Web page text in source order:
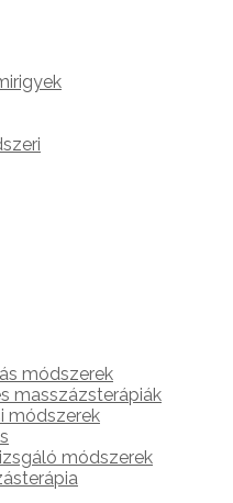
módszerek
masszázsterápiák
módszerek
módszerek